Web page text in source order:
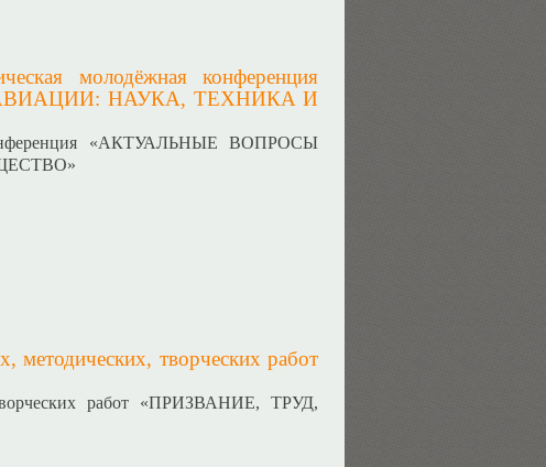
молодёжная конференция
НАУКА, ТЕХНИКА И
«АКТУАЛЬНЫЕ ВОПРОСЫ
творческих работ
работ «ПРИЗВАНИЕ, ТРУД,